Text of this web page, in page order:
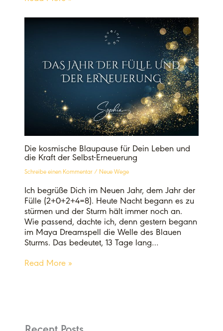
Die kosmische Blaupause für Dein Leben und
die Kraft der Selbst-Erneuerung
Schreibe einen Kommentar / Neue Wege
Ich begrüße Dich im Neuen Jahr, dem Jahr der
Fülle (2+0+2+4=8). Heute Nacht begann es zu
stürmen und der Sturm hält immer noch an.
Wie passend, dachte ich, denn gestern begann
im Maya Dreamspell die Welle des Blauen
Sturms. Das bedeutet, 13 Tage lang…
Read More »